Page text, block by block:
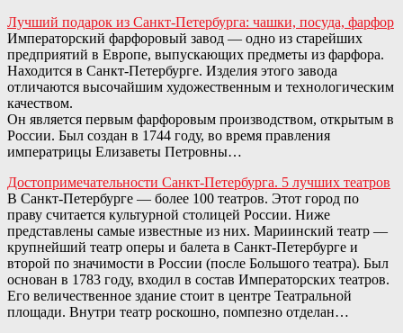
Лучший подарок из Санкт-Петербурга: чашки, посуда, фарфор
Императорский фарфоровый завод — одно из старейших
предприятий в Европе, выпускающих предметы из фарфора.
Находится в Санкт-Петербурге. Изделия этого завода
отличаются высочайшим художественным и технологическим
качеством.
Он является первым фарфоровым производством, открытым в
России. Был создан в 1744 году, во время правления
императрицы Елизаветы Петровны…
Достопримечательности Санкт-Петербурга. 5 лучших театров
В Санкт-Петербурге — более 100 театров. Этот город по
праву считается культурной столицей России. Ниже
представлены самые известные из них. Мариинский театр —
крупнейший театр оперы и балета в Санкт-Петербурге и
второй по значимости в России (после Большого театра). Был
основан в 1783 году, входил в состав Императорских театров.
Его величественное здание стоит в центре Театральной
площади. Внутри театр роскошно, помпезно отделан…